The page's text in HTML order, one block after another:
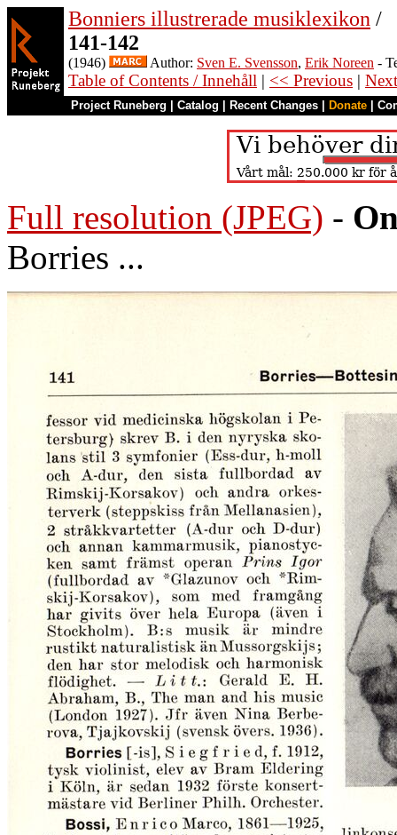
Bonniers illustrerade musiklexikon /
141-142
(1946) Author: Sven E. Svensson, Erik Noreen -
Table of Contents / Innehåll | << Previous |
Project Runeberg Catalog Recent Changes Donate
Full resolution (JPEG) -
Borries ...